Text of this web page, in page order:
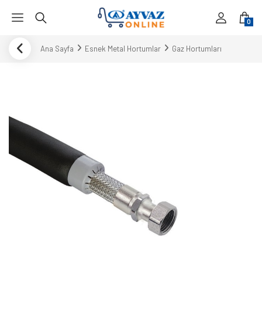
0
Ana Sayfa Esnek Metal Hortumlar Gaz Hortumları